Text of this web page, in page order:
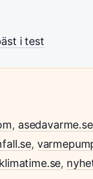
i test
, asedavarme.se
,
klimatime.se,